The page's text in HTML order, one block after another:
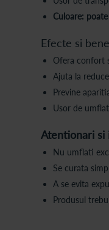
Culoare:
Efecte si
Ofera confort
Ajuta la
Previne
Usor de
Atentionari
Nu umflati
Se curata
A se evita
Produsul